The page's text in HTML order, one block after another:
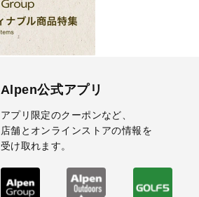
Alpen公式アプリ
アプリ限定のクーポンなど、
店舗とオンラインストアの情報を
受け取れます。